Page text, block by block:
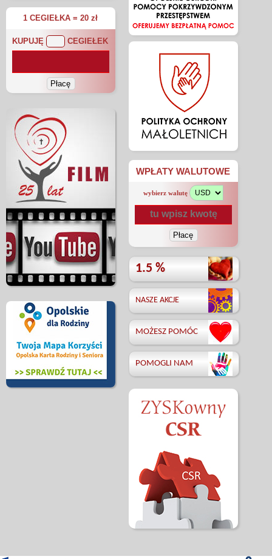
1 CEGIEŁKA = 20 zł
KUPUJĘ CEGIEŁEK
WPŁATY WALUTOWE
wybierz walutę
1.5 %
NASZE AKCJE
MOŻESZ POMÓC
POMOGLI NAM